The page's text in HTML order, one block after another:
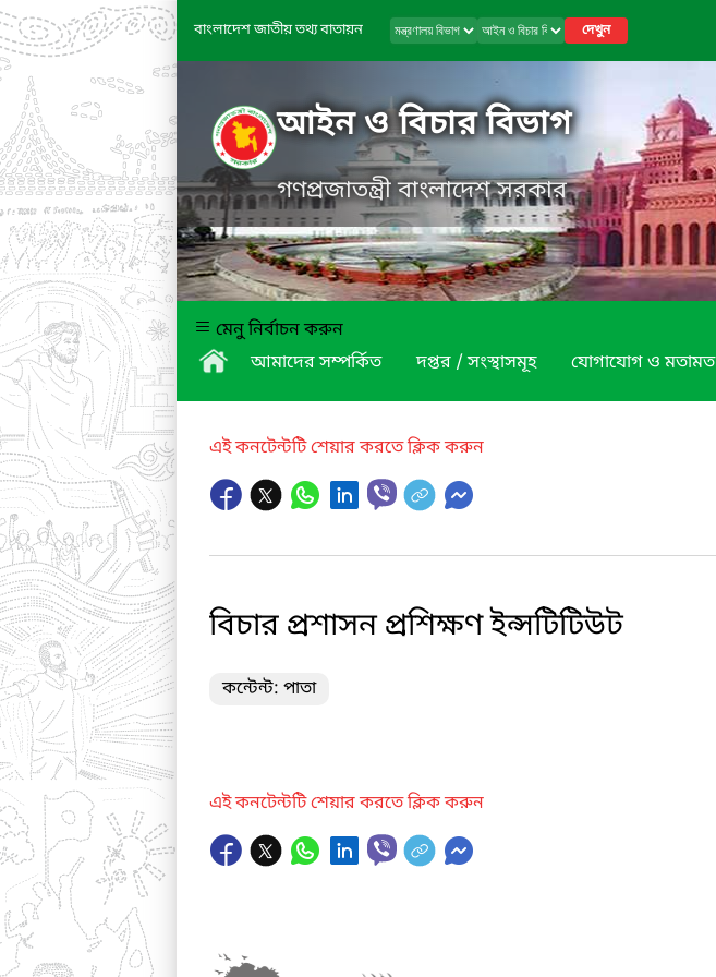
বাংলাদেশ জাতীয় তথ্য বাতায়ন দেখুন
আইন ও বিচার বিভাগ
গণপ্রজাতন্ত্রী বাংলাদেশ সরকার
মেনু নির্বাচন করুন
আমাদের সম্পর্কিত
দপ্তর / সংস্থাসমূহ যোগাযোগ ও মতামত
এই কনটেন্টটি শেয়ার করতে ক্লিক করুন
বিচার প্রশাসন প্রশিক্ষণ ইন্সটিটিউট
কন্টেন্ট: পাতা
এই কনটেন্টটি শেয়ার করতে ক্লিক করুন